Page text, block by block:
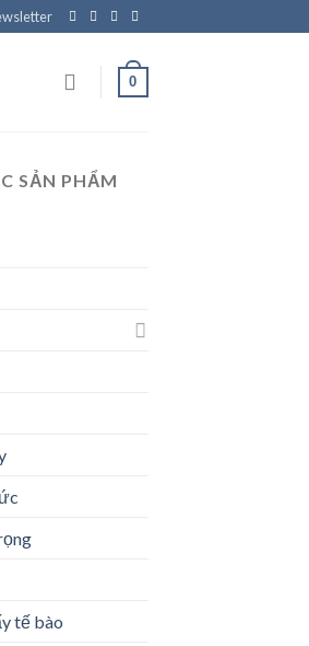
0
SẢN PHẨM
tế bào